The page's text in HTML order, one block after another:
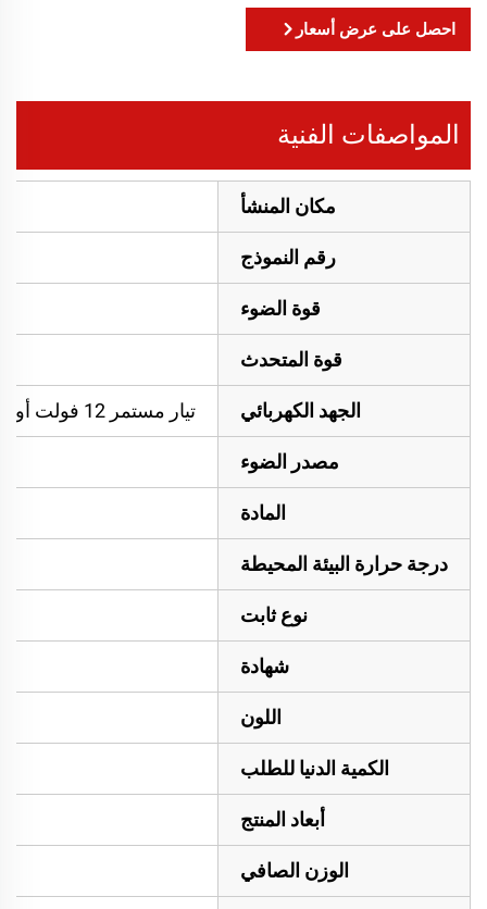
احصل على عرض أسعار
المواصفات الفنية
مكان المنشأ
رقم النموذج
قوة الضوء
قوة المتحدث
الجهد الكهربائي تيار مستمر 12 فولت أو تيار مستمر 24 فولت أو تيار مستمر 12-24 فولت
مصدر الضوء
المادة
درجة حرارة البيئة المحيطة
نوع ثابت
شهادة
اللون
الكمية الدنيا للطلب
أبعاد المنتج
الوزن الصافي